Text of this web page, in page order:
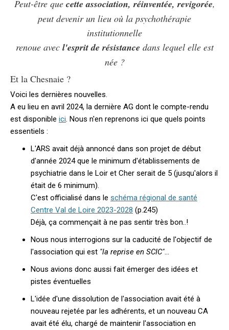
Peut-être que cette association, réinventée, revigorée,
peut devenir un lieu où la psychothérapie
institutionnelle
renoue avec l'esprit de résistance dans lequel elle est
née ?
Et la Chesnaie ?
Voici les dernières nouvelles.
A eu lieu en avril 2024, la dernière AG dont le compte-rendu
est disponible ici. Nous n'en reprenons ici que quels points
essentiels :
L'ARS avait déjà annoncé dans son projet de début
d'année 2024 que le minimum d'établissements de
psychiatrie dans le Loir et Cher serait de 5 (jusqu'alors il
était de 6 minimum).
C'est officialisé dans le schéma régional de santé
Centre Val de Loire 2023-2028 (p.245)
Déjà, ça commençait à ne pas sentir très bon..!
Nous nous interrogions sur la caducité de l'objectif de
l'association qui est "la reprise en SCIC"...
Nous avions donc aussi fait émerger des idées et
pistes éventuelles
L'idée d'une dissolution de l'association avait été à
nouveau rejetée par les adhérents, et un nouveau CA
avait été élu, chargé de maintenir l'association en